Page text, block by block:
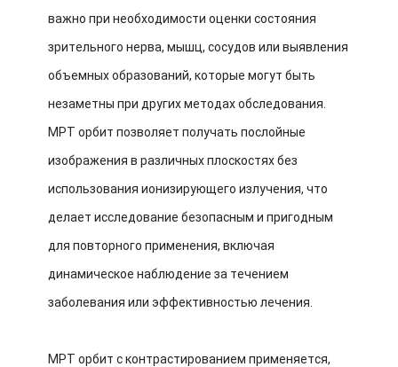
важно при необходимости оценки состояния
зрительного нерва, мышц, сосудов или выявления
объемных образований, которые могут быть
незаметны при других методах обследования.
МРТ орбит позволяет получать послойные
изображения в различных плоскостях без
использования ионизирующего излучения, что
делает исследование безопасным и пригодным
для повторного применения, включая
динамическое наблюдение за течением
заболевания или эффективностью лечения.
МРТ орбит с контрастированием применяется,